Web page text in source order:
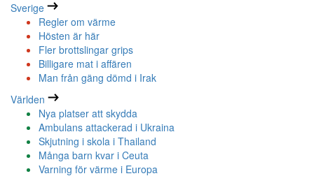
Sverige
Regler om värme
Hösten är här
Fler brottslingar grips
Billigare mat i affären
Man från gäng dömd i Irak
Världen
Nya platser att skydda
Ambulans attackerad i Ukraina
Skjutning i skola i Thailand
Många barn kvar i Ceuta
Varning för värme i Europa